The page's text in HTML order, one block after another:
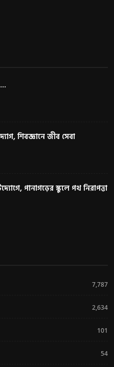
শিবজ্ঞানে জীব সেবা
পানাগড়ের স্কুলে পথ নিরাপত্তা
7,787
2,634
101
54